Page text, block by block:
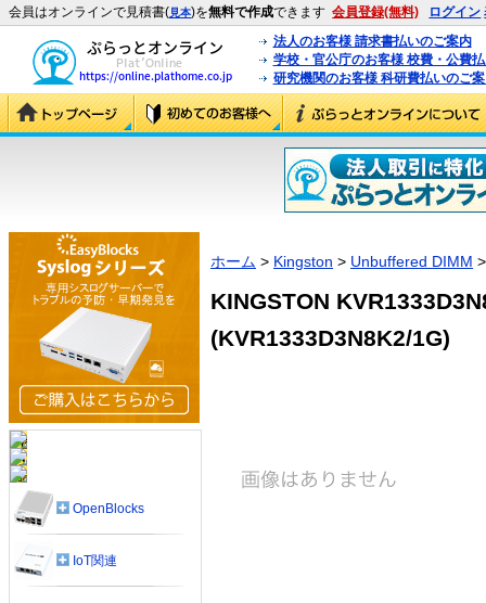
会員はオンラインで見積書(見本)を無料で作成できます 会員登録(無料) ログイン
法人のお客様 請求書払いのご案内
学校・官公庁のお客様 校費・公費
研究機関のお客様 科研費払いのご
ホーム > Kingston > Unbuffered DIMM
KINGSTON
(KVR1333D3N8K2/1G)
OpenBlocks
IoT関連